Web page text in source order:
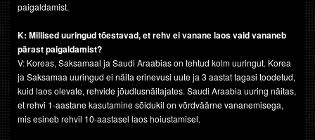
paigaldamist.
K: Millised uuringud tõestavad, et rehv ei vanane laosvaid vananeb
pärast paigaldamist?
V: Koreas, Saksamaal ja Saudi Araabias on tehtud kolm uuringut. Korea
ja Saksamaa uuringud ei näita erinevusi uute ja 3 aastat tagasi toodetud,
kuid laos olevate, rehvide jõudlusnäitajates. Saudi Araabia uuring näitas,
et rehvi 1-aastane kasutamine sõidukil on võrdväärne vananemisega,
mis esineb rehvil 10-aastasel laos hoiustamisel.